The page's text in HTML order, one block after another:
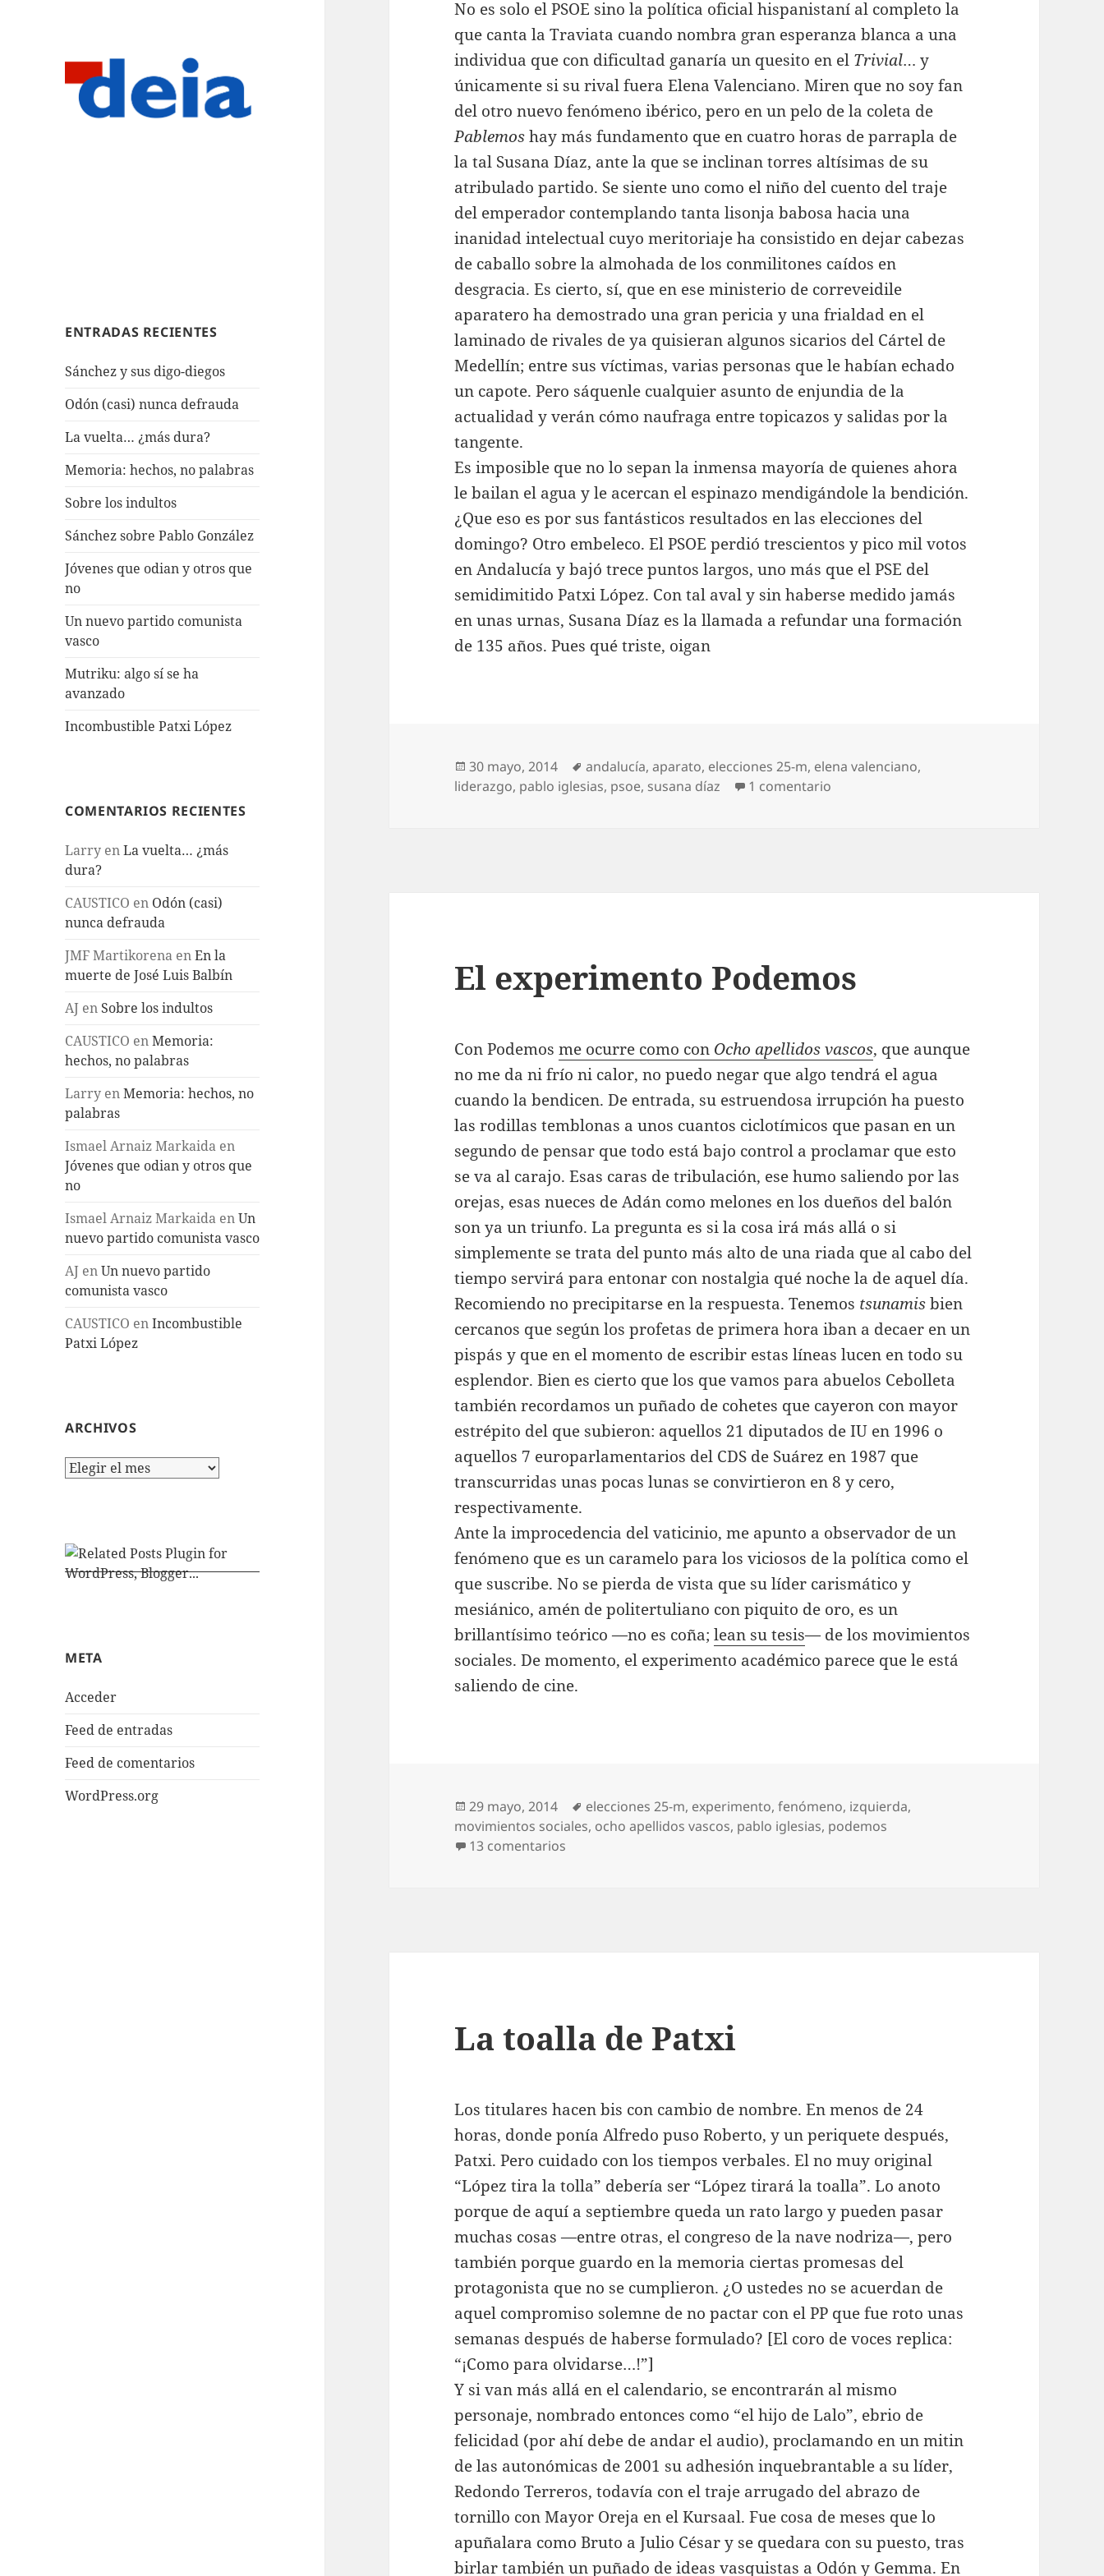
ENTRADAS RECIENTES
Sánchez y sus digo-diegos
Odón (casi) nunca defrauda
La vuelta… ¿más dura?
Memoria: hechos, no palabras
Sobre los indultos
Sánchez sobre Pablo González
Jóvenes que odian y otros que
no
Un nuevo partido comunista
vasco
Mutriku: algo sí se ha
avanzado
Incombustible Patxi López
COMENTARIOS RECIENTES
Larry enLa vuelta… ¿más
dura?
CAUSTICO en Odón (casi)
nunca defrauda
JMF Martikorena enEn la
muerte de José Luis Balbín
AJ en Sobre los indultos
CAUSTICO enMemoria:
hechos, no palabras
Larry enMemoria: hechos, no
palabras
Ismael Arnaiz Markaida en
Jóvenes que odian y otros que
no
Ismael Arnaiz Markaida enUn
nuevo partido comunista vasco
AJ enUn nuevo partido
comunista vasco
CAUSTICO enIncombustible
Patxi López
ARCHIVOS
Archivos
META
Acceder
Feed de entradas
Feed de comentarios
WordPress.org
No es solo el PSOE sino la política oficial hispanistaní al completo la
que canta la Traviata cuando nombra gran esperanza blanca a una
individua que con dificultad ganaría un quesito en el Trivial… y
únicamente si su rival fuera Elena Valenciano. Miren que no soy fan
del otro nuevo fenómeno ibérico, pero en un pelo de la coleta de
Pablemoshay más fundamento que en cuatro horas de parrapla de
la tal Susana Díaz, ante la que se inclinan torres altísimas de su
atribulado partido. Se siente uno como el niño del cuento del traje
del emperador contemplando tanta lisonja babosa hacia una
inanidad intelectual cuyo meritoriaje ha consistido en dejar cabezas
de caballo sobre la almohada de los conmilitones caídos en
desgracia. Es cierto, sí, que en ese ministerio de correveidile
aparatero ha demostrado una gran pericia y una frialdad en el
laminado de rivales de ya quisieran algunos sicarios del Cártel de
Medellín; entre sus víctimas, varias personas que le habían echado
un capote. Pero sáquenle cualquier asunto de enjundia de la
actualidad y verán cómo naufraga entre topicazos y salidas por la
tangente.
Es imposible que no lo sepan la inmensa mayoría de quienes ahora
le bailan el agua y le acercan el espinazo mendigándole la bendición.
¿Que eso es por sus fantásticos resultados en las elecciones del
domingo? Otro embeleco. El PSOE perdió trescientos y pico mil votos
en Andalucía y bajó trece puntos largos, uno más que el PSE del
semidimitido Patxi López. Con tal aval y sin haberse medido jamás
en unas urnas, Susana Díaz es la llamada a refundar una formación
de 135 años. Pues qué triste, oigan
Publicado
el
30 mayo, 2014 Etiquetas
andalucía,aparato, elecciones 25-m, elena valenciano,
liderazgo, pablo iglesias, psoe, susana díaz 1 comentario
El experimento Podemos
Con Podemosme ocurre como con Ocho apellidos vascos, que aunque
no me da ni frío ni calor, no puedo negar que algo tendrá el agua
cuando la bendicen. De entrada, su estruendosa irrupción ha puesto
las rodillas temblonas a unos cuantos ciclotímicos que pasan en un
segundo de pensar que todo está bajo control a proclamar que esto
se va al carajo. Esas caras de tribulación, ese humo saliendo por las
orejas, esas nueces de Adán como melones en los dueños del balón
son ya un triunfo. La pregunta es si la cosa irá más allá o si
simplemente se trata del punto más alto de una riada que al cabo del
tiempo servirá para entonar con nostalgia qué noche la de aquel día.
Recomiendo no precipitarse en la respuesta. Tenemos tsunamisbien
cercanos que según los profetas de primera hora iban a decaer en un
pispás y que en el momento de escribir estas líneas lucen en todo su
esplendor. Bien es cierto que los que vamos para abuelos Cebolleta
también recordamos un puñado de cohetes que cayeron con mayor
estrépito del que subieron: aquellos 21 diputados de IU en 1996 o
aquellos 7 europarlamentarios del CDS de Suárez en 1987 que
transcurridas unas pocas lunas se convirtieron en 8 y cero,
respectivamente.
Ante la improcedencia del vaticinio, me apunto a observador de un
fenómeno que es un caramelo para los viciosos de la política como el
que suscribe. No se pierda de vista que su líder carismático y
mesiánico, amén de politertuliano con piquito de oro, es un
brillantísimo teórico —no es coña;lean su tesis— de los movimientos
sociales. De momento, el experimento académico parece que le está
saliendo de cine.
Publicado
el
29 mayo, 2014 Etiquetas
elecciones 25-m, experimento,fenómeno, izquierda,
movimientos sociales, ocho apellidos vascos, pablo iglesias, podemos
13 comentarios
La toalla de Patxi
Los titulares hacen bis con cambio de nombre. En menos de 24
horas, donde ponía Alfredo puso Roberto, y un periquete después,
Patxi. Pero cuidado con los tiempos verbales. El no muy original
“López tira la tolla” debería ser “López tirará la toalla”. Lo anoto
porque de aquí a septiembre queda un rato largo y pueden pasar
muchas cosas —entre otras, el congreso de la nave nodriza—, pero
también porque guardo en la memoria ciertas promesas del
protagonista que no se cumplieron. ¿O ustedes no se acuerdan de
aquel compromiso solemne de no pactar con el PP que fue roto unas
semanas después de haberse formulado? [El coro de voces replica:
“¡Como para olvidarse…!”]
Y si van más allá en el calendario, se encontrarán al mismo
personaje, nombrado entonces como “el hijo de Lalo”, ebrio de
felicidad (por ahí debe de andar el audio), proclamando en un mitin
de las autonómicas de 2001 su adhesión inquebrantable a su líder,
Redondo Terreros, todavía con el traje arrugado del abrazo de
tornillo con Mayor Oreja en el Kursaal. Fue cosa de meses que lo
apuñalara como Bruto a Julio César y se quedara con su puesto, tras
birlar también un puñado de ideas vasquistas a Odón y Gemma. En